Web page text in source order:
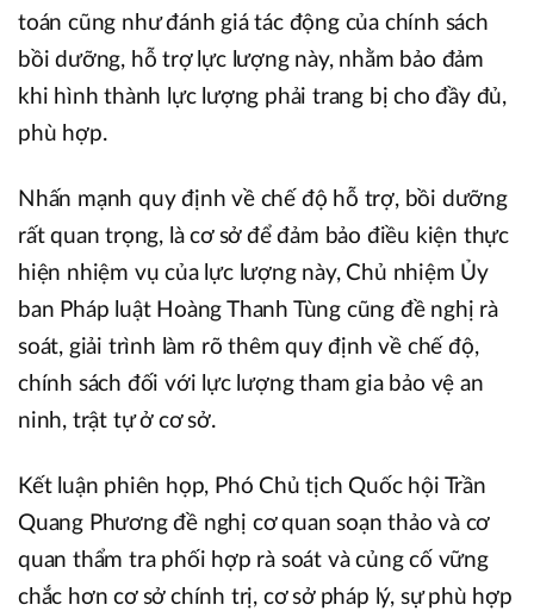
toán cũng như đánh giá tác động của chính sách
bồi dưỡng, hỗ trợ lực lượng này, nhằm bảo đảm
khi hình thành lực lượng phải trang bị cho đầy đủ,
phù hợp.
Nhấn mạnh quy định về chế độ hỗ trợ, bồi dưỡng
rất quan trọng, là cơ sở để đảm bảo điều kiện thực
hiện nhiệm vụ của lực lượng này, Chủ nhiệm Ủy
ban Pháp luật Hoàng Thanh Tùng cũng đề nghị rà
soát, giải trình làm rõ thêm quy định về chế độ,
chính sách đối với lực lượng tham gia bảo vệ an
ninh, trật tự ở cơ sở.
Kết luận phiên họp, Phó Chủ tịch Quốc hội Trần
Quang Phương đề nghị cơ quan soạn thảo và cơ
quan thẩm tra phối hợp rà soát và củng cố vững
chắc hơn cơ sở chính trị, cơ sở pháp lý, sự phù hợp